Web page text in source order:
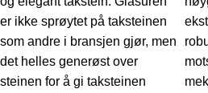
er ikke sprøytet på taksteinen
som andre i bransjen gjør, men
det helles generøst over
steinen for å gi taksteinen